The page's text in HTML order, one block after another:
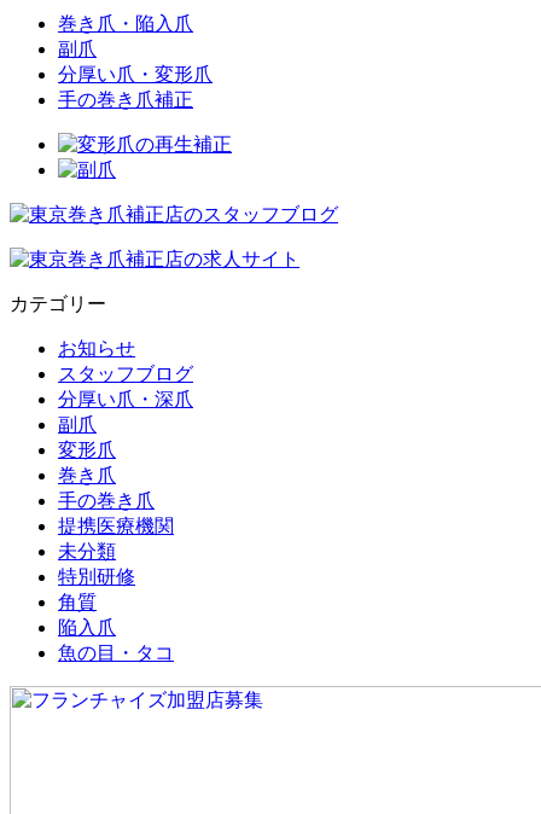
巻き爪・陥入爪
副爪
分厚い爪・変形爪
手の巻き爪補正
カテゴリー
お知らせ
スタッフブログ
分厚い爪・深爪
副爪
変形爪
巻き爪
手の巻き爪
提携医療機関
未分類
特別研修
角質
陥入爪
魚の目・タコ